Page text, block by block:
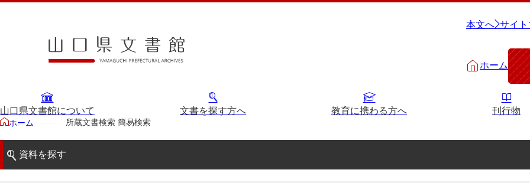
本文へ サイ
ホーム
山口県文書館について 文書を探す方へ 教育に携わる方へ 刊行物
ホーム 所蔵文書検索 簡易検索
資料を探す